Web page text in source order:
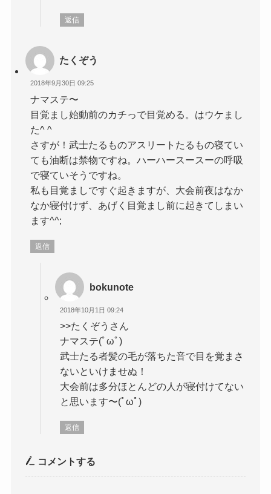
返信
たくぞう
2018年9月30日 09:25
ナマステ〜
目覚まし始動前のカチっで目覚める。はウケまし
た^ ^
さすが！武士たるものアスリートたるもの寝てい
ても油断は禁物ですね。ハーハースースーの呼吸
で寝ていそうですね。
私も目覚ましですぐ起きますが、大会前夜はなか
なか寝付けず、あげく目覚まし前に起きてしまい
ます^^;
返信
bokunote
2018年10月1日 09:24
>>たくぞうさん
ナマステ(ﾟωﾟ)
武士たる者髪の毛が落ちた音で目を覚まさ
ないといけませぬ！
大会前は多分ほとんどの人が寝付けてない
と思います〜(ﾟωﾟ)
返信
コメントする